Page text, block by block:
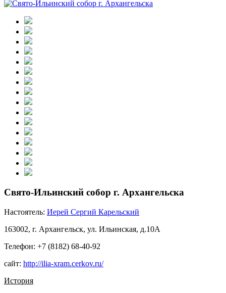
Свято-Ильинский cобор г. Архангельска
Настоятель: Иерей Сергий Карельский
163002, г. Архангельск, ул. Ильинская, д.10А
Телефон: +7 (8182) 68-40-92
сайт: http://ilia-xram.cerkov.ru/
История